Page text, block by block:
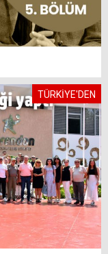
TÜRKİYE'DEN